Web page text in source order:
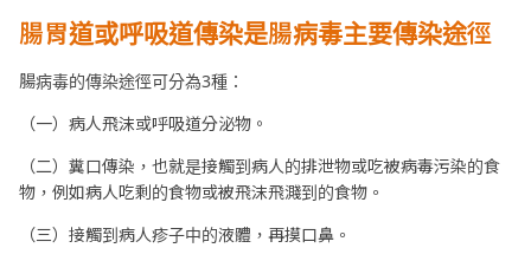
腸胃道或呼吸道傳染是腸病毒主要傳染途徑
腸病毒的傳染途徑可分為3種：
（一）病人飛沫或呼吸道分泌物。
（二）糞口傳染，也就是接觸到病人的排泄物或吃被病毒污染的食
物，例如病人吃剩的食物或被飛沫飛濺到的食物。
（三）接觸到病人疹子中的液體，再摸口鼻。